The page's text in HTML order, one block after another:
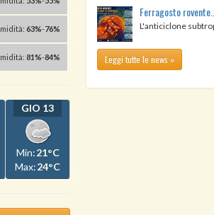
midità: 63%-76%
midità: 81%-84%
GIO 13
Min:21°C
Max:24°C
Ferragosto rovente...
L'anticiclone
Leggi tutte le news »